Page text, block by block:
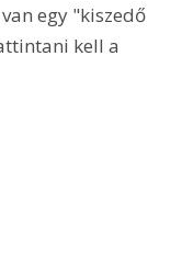
egy "kiszedő
kell a